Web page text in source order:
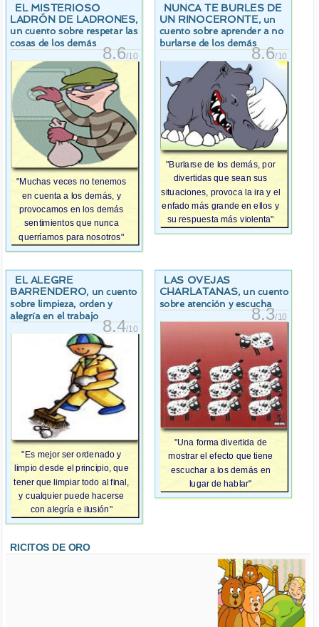
EL MISTERIOSO
LADRÓN DE LADRONES,
un cuento sobre respetar las
cosas de los demás
8.6/10
"Muchas veces no tenemos
en cuenta a los demás, y
provocamos en los demás
sentimientos que nunca
querríamos para nosotros"
NUNCA TE BURLES DE
UN RINOCERONTE, un
cuento sobre aprender a no
burlarse de los demás
8.6/10
"Burlarse de los demás, por
divertidas que sean sus
situaciones, provoca la ira y el
enfado más grande en ellos y
su respuesta más violenta"
EL ALEGRE
BARRENDERO, un cuento
sobre limpieza, orden y
alegría en el trabajo
8.4/10
"Es mejor ser ordenado y
limpio desde el principio, que
tener que limpiar todo al final,
y cualquier puede hacerse
con alegría e ilusión"
LAS OVEJAS
CHARLATANAS, un cuento
sobre atención y escucha
8.3/10
"Una forma divertida de
mostrar el efecto que tiene
escuchar a los demás en
lugar de hablar"
RICITOS DE ORO